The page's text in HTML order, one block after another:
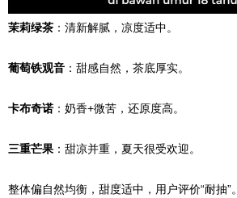
茉莉绿茶 ：清新解腻，凉度适中。
葡萄铁观音 ：甜感自然，茶底厚实。
卡布奇诺 ：奶香+微苦，还原度高。
三重芒果 ：甜凉并重，夏天很受欢迎。
整体偏自然均衡，甜度适中，用户评价“耐抽”。